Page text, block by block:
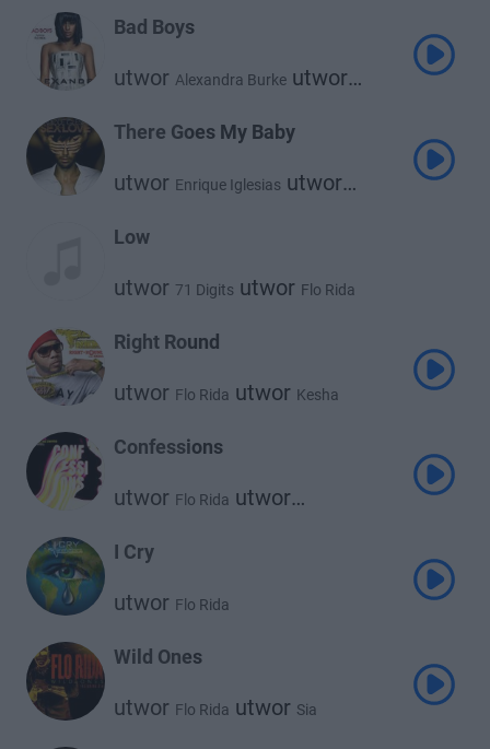
Bad Boys
utwor Alexandra Burke utwor
There Goes My Baby
utwor Enrique Iglesias utwor
Low
utwor 71 Digits utwor Flo Rida
Right Round
utwor Flo Rida utwor Kesha
Confessions
utwor Flo Rida utwor
Paul Russell
I Cry
utwor Flo Rida
Wild Ones
utwor Flo Rida utwor Sia